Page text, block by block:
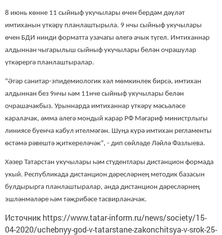
8 июнь көнне 11 сыйныф укучылары өчен бердәм дәүләт
имтиханын үткәрү планлаштырыла. 9 нчы сыйныф укучылары
өчен БДИ нинди форматта узачагы әлегә ачык түгел. Имтиханнар
алдыннан чыгарылыш сыйныф укучылары белән очрашулар
үткәрергә планлаштыралар.
"Әгәр санитар-эпидемиологик хәл мөмкинлек бирсә, имтихан
алдыннан без 9нчы һәм 11нче сыйныф укучылары белән
очрашачакбыз. Урыннарда имтиханнар үткәрү мәсьәләсе
каралачак, әмма әлегә мондый карар РФ Мәгариф министрлыгы
линиясе буенча кабул ителмәгән. Шуңа күрә имтихан регламенты
өстәмә рәвештә җиткереләчәк", - дип сөйләде Ләйлә Фазлыева.
Хәзер Татарстан укучылары һәм студентлары дистанцион формада
укый. Республикада дистанцион дәресләрнең методик базасын
булдырырга планлаштыралар, анда дистанцион дәресләрнең
эшләнмәләре һәм тәҗрибәсе тасвирланачак.
Источник https://www.tatar-inform.ru/news/society/15-
04-2020/uchebnyy-god-v-tatarstane-zakonchitsya-v-srok-25-